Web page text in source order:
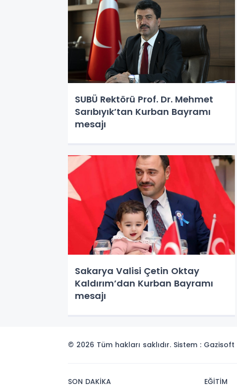
SUBÜ Rektörü Prof. Dr. Mehmet
Sarıbıyık’tan Kurban Bayramı
mesajı
Sakarya Valisi Çetin Oktay
Kaldırım’dan Kurban Bayramı
mesajı
© 2026 Tüm hakları saklıdır. Sistem : Gazisoft
SON DAKİKA EĞİTİM